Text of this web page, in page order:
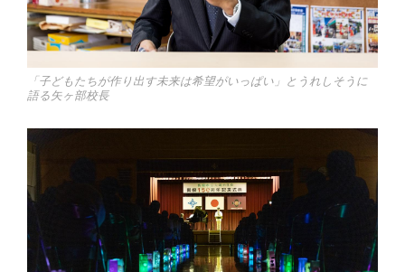
「子どもたちが作り出す未来は希望がいっぱい」とうれしそうに
語る矢ヶ部校長